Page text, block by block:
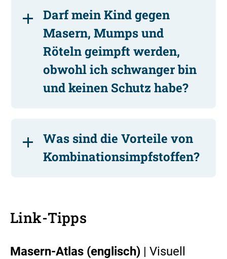
Darf mein Kind gegen
Masern, Mumps und
Röteln geimpft werden,
obwohl ich schwanger bin
und keinen Schutz habe?
Was sind die Vorteile von
Kombinationsimpfstoffen?
Link-Tipps
Masern-Atlas (englisch) | Visuell